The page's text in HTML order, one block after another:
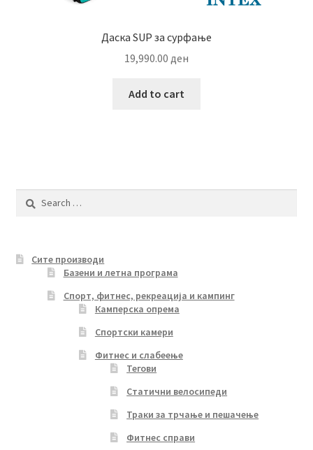
Даска SUP за сурфање
19,990.00 ден
Add to cart
Сите производи
Базени и летна програма
Спорт, фитнес, рекреација и кампинг
Камперска опрема
Спортски камери
Фитнес и слабеење
Тегови
Статични велосипеди
Траки за трчање и пешачење
Фитнес справи